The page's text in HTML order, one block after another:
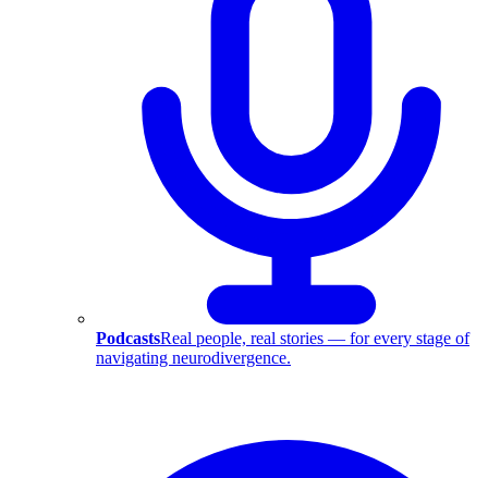
PodcastsReal people, real stories — for every stage of
navigating neurodivergence.